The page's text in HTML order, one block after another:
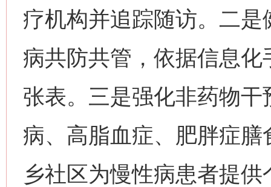
疗机构并追踪随访。二
病共防共管，依据信息
张表。三是强化非药物
病、高脂血症、肥胖症
乡社区为慢性病患者提